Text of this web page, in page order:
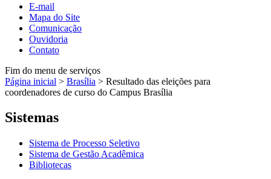
E-mail
Mapa do Site
Comunicação
Ouvidoria
Contato
Fim do menu de serviços
Página inicial > Brasília > Resultado das eleições para
coordenadores de curso do Campus Brasília
Sistemas
Sistema de Processo Seletivo
Sistema de Gestão Acadêmica
Bibliotecas